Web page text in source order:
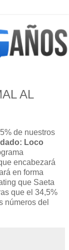
AL
de nuestros
Loco
encabezará
en forma
que Saeta
que el 34,5%
números del